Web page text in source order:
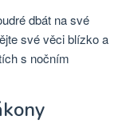
dbát na své
své věci blízko a
s nočním